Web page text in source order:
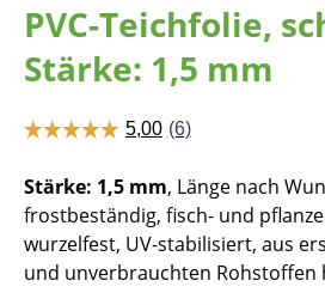
PVC-Teichfolie,
Stärke: 1,5 mm
Stärke: 1,5 mm, Länge nach
frostbeständig, fisch- und
wurzelfest, UV-stabilisiert, aus
und unverbrauchten Rohstoffen